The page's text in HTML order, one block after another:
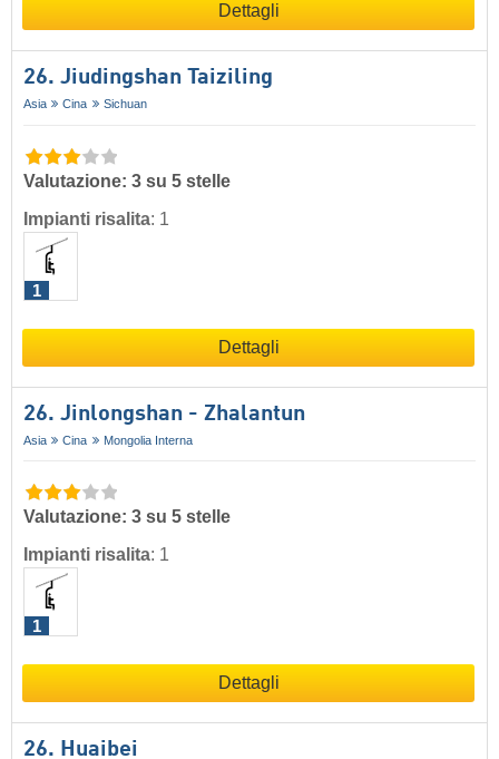
Dettagli
26. Jiudingshan Taiziling
Asia Cina Sichuan
Valutazione: 3 su 5 stelle
Impianti risalita: 1
1
Dettagli
26. Jinlongshan - Zhalantun
Asia Cina Mongolia Interna
Valutazione: 3 su 5 stelle
Impianti risalita: 1
1
Dettagli
26. Huaibei